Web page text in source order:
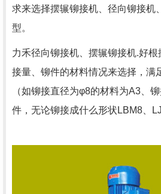
求来选择摆辗铆接机、径向铆接机
型。
力禾径向铆接机、摆辗铆接机.好
接量、铆件的材料情况来选择，满
（如铆接直径为φ8的材料为A3、
件，无论铆接成什么形状LBM8、